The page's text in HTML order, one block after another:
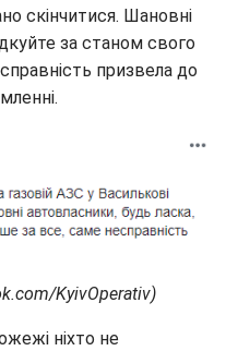
скінчитися. Шановні
за станом свого
призвела до
KyivOperativ)
ніхто не